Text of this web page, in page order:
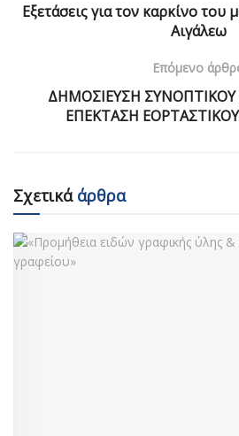
Εξετάσεις για τον καρκίνο
Αιγάλεω
Επόμενο
ΔΗΜΟΣΙΕΥΣΗ ΣΥΝΟΠΤΙΚΟΥ
ΕΠΕΚΤΑΣΗ
Σχετικάάρθρα